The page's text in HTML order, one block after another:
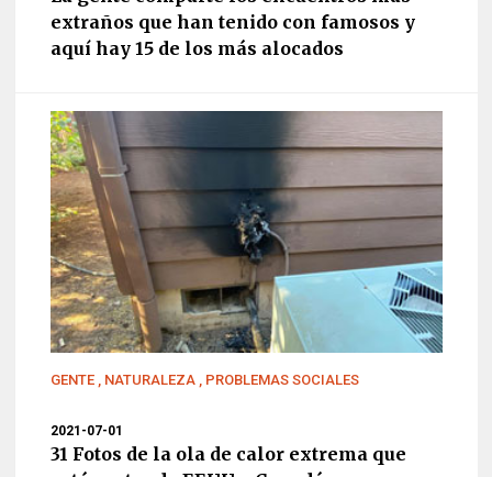
extraños que han tenido con famosos y
aquí hay 15 de los más alocados
31 Fotos de la ola de calor extrema que
GENTE , NATURALEZA , PROBLEMAS SOCIALES
2021-07-01